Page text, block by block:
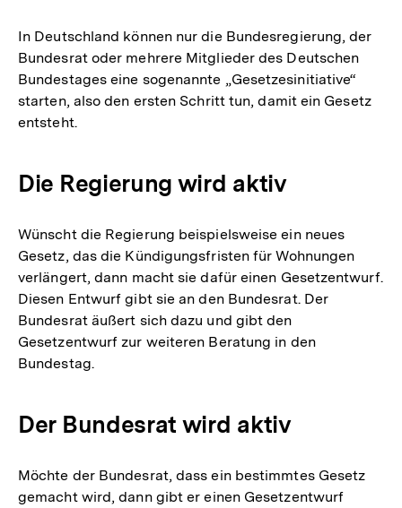
In Deutschland können nur die Bundesregierung, der
Bundesrat oder mehrere Mitglieder des Deutschen
Bundestages eine sogenannte „Gesetzesinitiative“
starten, also den ersten Schritt tun, damit ein Gesetz
entsteht.
Die Regierung wird aktiv
Wünscht die Regierung beispielsweise ein neues
Gesetz, das die Kündigungsfristen für Wohnungen
verlängert, dann macht sie dafür einen Gesetzentwurf.
Diesen Entwurf gibt sie an den Bundesrat. Der
Bundesrat äußert sich dazu und gibt den
Gesetzentwurf zur weiteren Beratung in den
Bundestag.
Der Bundesrat wird aktiv
Möchte der Bundesrat, dass ein bestimmtes Gesetz
gemacht wird, dann gibt er einen Gesetzentwurf